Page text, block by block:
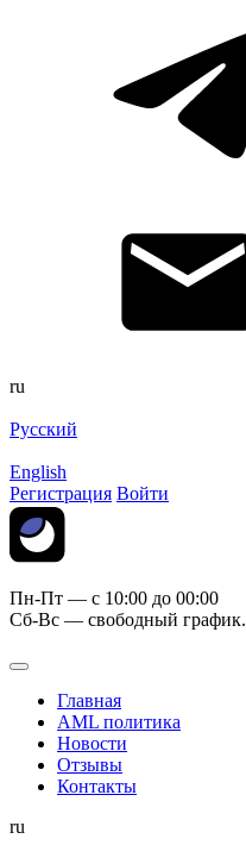
ru
Русский
English
Регистрация Войти
Пн-Пт — c 10:00 до 00:00
Сб-Вс — свободный график.
Главная
AML политика
Новости
Отзывы
Контакты
ru